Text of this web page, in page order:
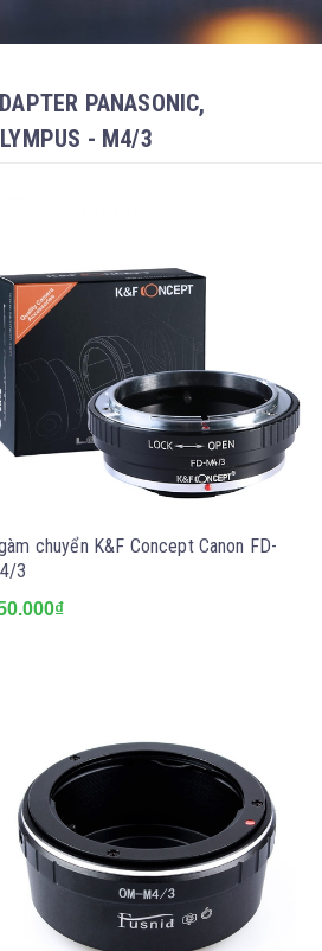
PANASONIC,
- M4/3
chuyển K&F Concept Canon FD-
3